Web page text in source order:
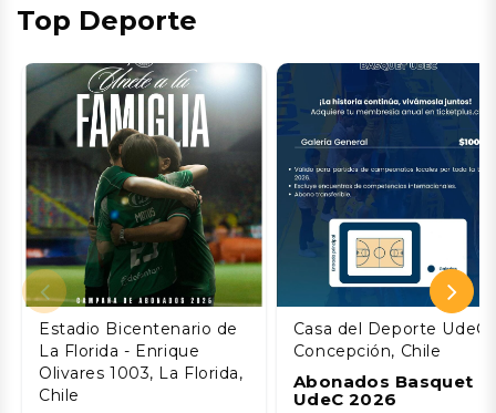
Top Deporte
Estadio Bicentenario de
La Florida - Enrique
Olivares 1003, La Florida,
Chile
Casa del Deporte UdeC,
Concepción, Chile
Abonados Basquet
UdeC 2026